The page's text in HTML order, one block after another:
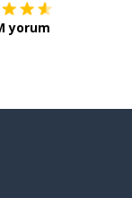
yorum